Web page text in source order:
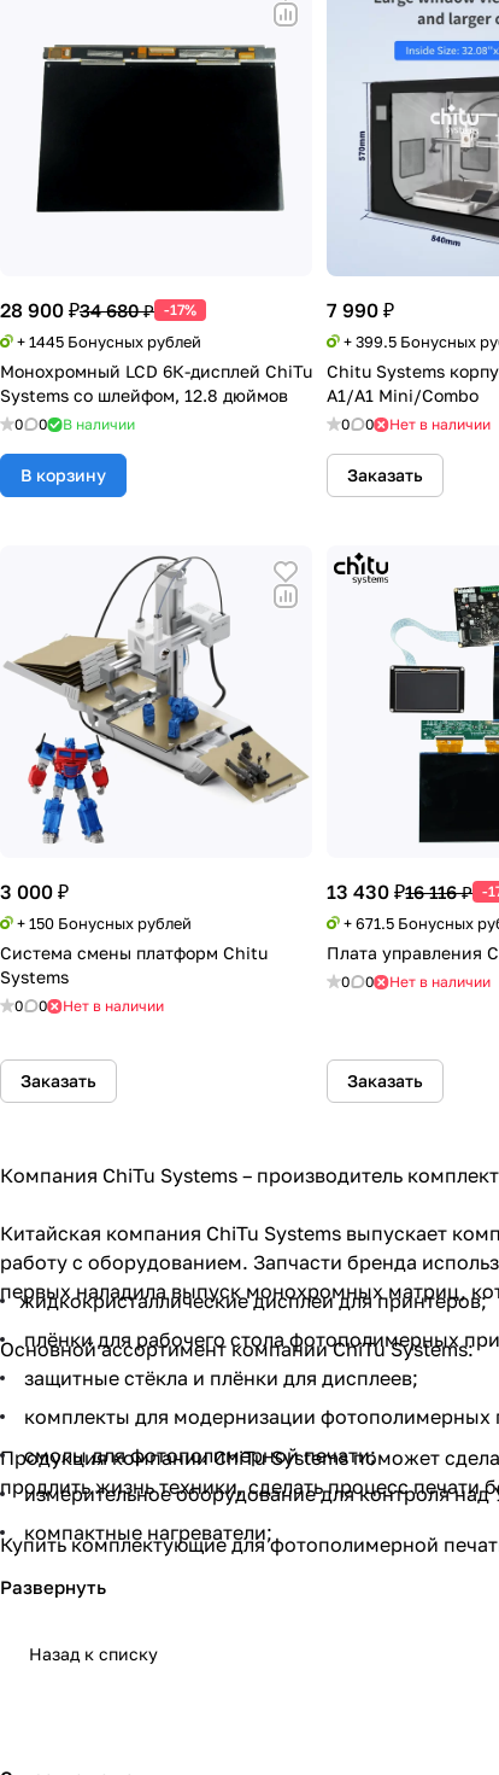
28 900 ₽34 680 ₽ -17%
+ 1445 Бонусных рублей
Монохромный LCD 6К-дисплей ChiTu
Systems со шлейфом, 12.8 дюймов
0 0 В наличии
В корзину
7 990 ₽
+ 399.5 Бонусных
Chitu Systems
A1/A1 Mini/Combo
0 0 Нет в наличии
Заказать
3 000 ₽
+ 150 Бонусных рублей
Система смены платформ Chitu
Systems
0 0 Нет в наличии
Заказать
13 430 ₽16 116 ₽ -
+ 671.5 Бонусных
Плата управления
0 0 Нет в наличии
Заказать
Компания ChiTu Systems – производитель
Китайская компания ChiTu Systems выпускает
работу с оборудованием. Запчасти бренда
первых наладила выпуск монохромных матриц,
Основной ассортимент компании ChiTu Systems:
жидкокристаллические дисплеи для принтеров;
плёнки для рабочего стола фотополимерных
защитные стёкла и плёнки для дисплеев;
комплекты для модернизации фотополимерных
смолы для фотополимерной печати;
измерительное оборудование для контроля
компактные нагреватели;
Продукция компании ChiTu Systems поможет
продлить жизнь техники, сделать процесс печати
Купить комплектующие для фотополимерной
Федерации.
Назад к списку